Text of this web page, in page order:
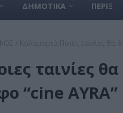
ΔΗΜΟΤΙΚΑ ΠΕΡΙΞ
ταινίες
“cine AYRA”